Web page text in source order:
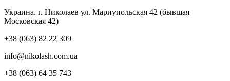
Украина. г. Николаев ул. Мариупольская 42 (бывшая
Московская 42)
+38 (063) 82 22 309
info@nikolash.com.ua
+38 (063) 64 35 743